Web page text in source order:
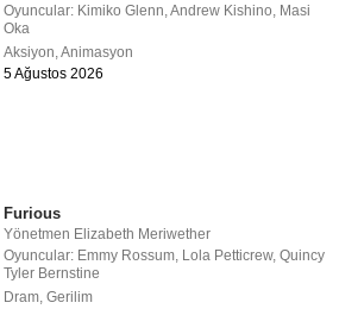
Oyuncular: Kimiko Glenn,Andrew Kishino, Masi
Oka
Aksiyon,Animasyon
5 Ağustos 2026
Furious
Yönetmen Elizabeth Meriwether
Oyuncular: Emmy Rossum, Lola Petticrew,Quincy
Tyler Bernstine
Dram,Gerilim